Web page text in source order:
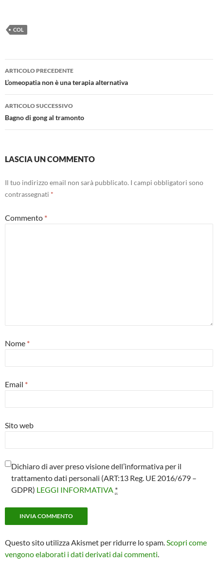
COL
Navigazione
articolo
ARTICOLO PRECEDENTE
L’omeopatia non è una terapia alternativa
ARTICOLO SUCCESSIVO
Bagno di gong al tramonto
LASCIA UN COMMENTO
Il tuo indirizzo email non sarà pubblicato. I campi obbligatori sono
contrassegnati *
Commento *
Nome *
Email *
Sito web
Dichiaro di aver preso visione dell’informativa per il
trattamento dati personali (ART:13 Reg. UE 2016/679 –
GDPR) LEGGI INFORMATIVA *
Questo sito utilizza Akismet per ridurre lo spam. Scopri come
vengono elaborati i dati derivati dai commenti